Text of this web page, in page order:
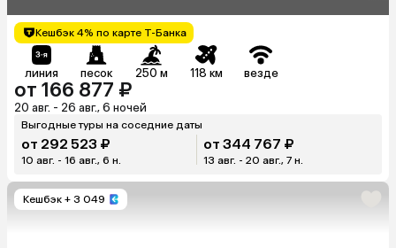
Кешбэк 4% по карте Т-Банка
линия песок 250 м 118 км везде
от 166 877 ₽
20 авг. - 26 авг., 6 ночей
Выгодные туры на соседние даты
от 292 523 ₽
10 авг. - 16 авг., 6 н.
от 344 767 ₽
13 авг. - 20 авг., 7 н.
Кешбэк + 3 049